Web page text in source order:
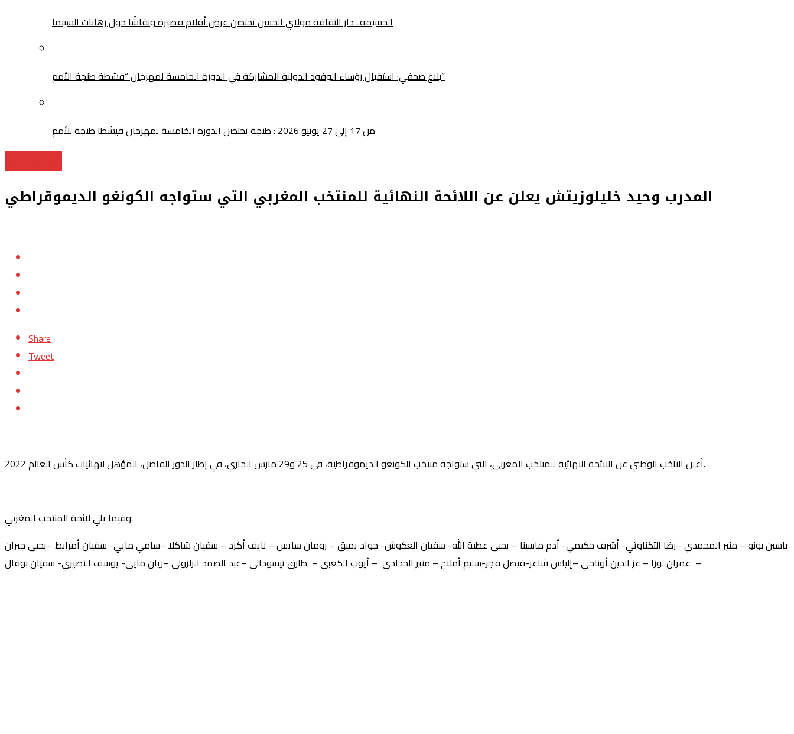
الحسيمة.. دار الثقافة مولاي الحسن تحتضن عرض أفلام قصيرة ونقاشًا حول رهانات السينما
بلاغ صحفي: استقبال رؤساء الوفود الدولية المشاركة في الدورة الخامسة لمهرجان “فشطة طنجة الأمم”
من 17 إلى 27 يونيو 2026 : طنجة تحتضن الدورة الخامسة لمهرجان فيشطا طنجة للأمم
المدرب وحيد خليلوزيتش يعلن عن اللائحة النهائية للمنتخب المغربي التي ستواجه الكونغو الديموقراطي
Share
Tweet
أعلن الناخب الوطني عن اللائحة النهائية للمنتخب المغربي، التي ستواجه منتخب الكونغو الديموقراطية، في 25 و29 مارس الجاري، في إطار الدور الفاصل، المؤهل لنهائيات كأس العالم 2022.
وفيما يلي لائحة المنتخب المغربي:
ياسين بونو – منير المحمدي –رضا التكناوتي- أشرف حكيمي- أدم ماسينا – يحيى عطية الله- سفيان العكوش- جواد يميق – رومان سايس – نايف أكرد – سفيان شاكلا –سامي مايي- سفيان أمرابط –يحيى جبران
– عمران لوزا – عز الدين أوناحي –إلياس شاعر-فيصل فجر-سليم أملاح – منير الحدادي – أيوب الكعبي – طارق تيسودالي –عبد الصمد الزلزولي –ريان مايي- يوسف النصيري- سفيان بوفال